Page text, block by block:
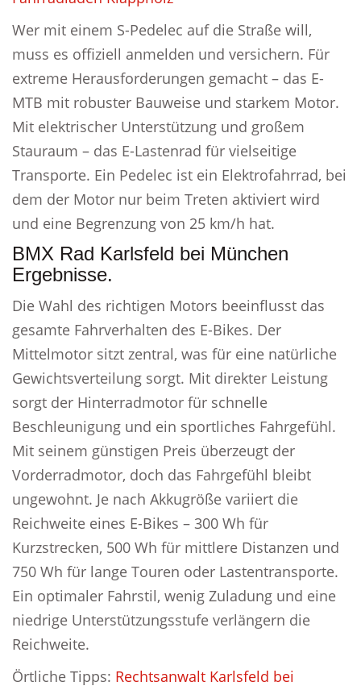
Wer mit einem S-Pedelec auf die Straße will,
muss es offiziell anmelden und versichern. Für
extreme Herausforderungen gemacht – das E-
MTB mit robuster Bauweise und starkem Motor.
Mit elektrischer Unterstützung und großem
Stauraum – das E-Lastenrad für vielseitige
Transporte. Ein Pedelec ist ein Elektrofahrrad, bei
dem der Motor nur beim Treten aktiviert wird
und eine Begrenzung von 25 km/h hat.
BMX Rad Karlsfeld bei München
Ergebnisse.
Die Wahl des richtigen Motors beeinflusst das
gesamte Fahrverhalten des E-Bikes. Der
Mittelmotor sitzt zentral, was für eine natürliche
Gewichtsverteilung sorgt. Mit direkter Leistung
sorgt der Hinterradmotor für schnelle
Beschleunigung und ein sportliches Fahrgefühl.
Mit seinem günstigen Preis überzeugt der
Vorderradmotor, doch das Fahrgefühl bleibt
ungewohnt. Je nach Akkugröße variiert die
Reichweite eines E-Bikes – 300 Wh für
Kurzstrecken, 500 Wh für mittlere Distanzen und
750 Wh für lange Touren oder Lastentransporte.
Ein optimaler Fahrstil, wenig Zuladung und eine
niedrige Unterstützungsstufe verlängern die
Reichweite.
Örtliche Tipps: Rechtsanwalt Karlsfeld bei